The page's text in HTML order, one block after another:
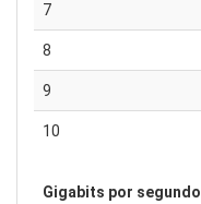
7
8
9
10
Gigabits por segundo